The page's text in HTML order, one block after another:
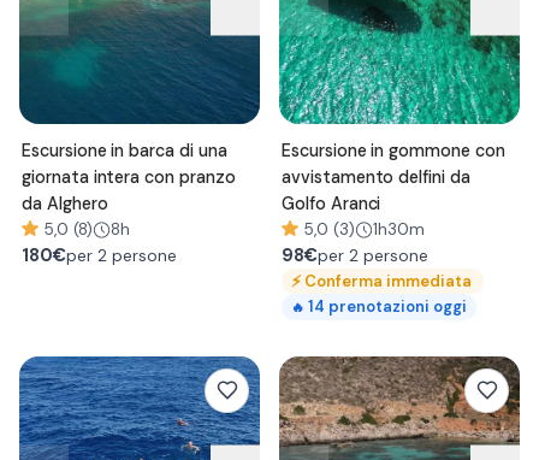
Escursione in barca di una
giornata intera con pranzo
da Alghero
5,0 (8) 8h
180€per 2 persone
Escursione in gommone con
avvistamento delfini da
Golfo Aranci
5,0 (3) 1h30m
98€per 2 persone
⚡Conferma immediata
🔥 14 prenotazioni oggi